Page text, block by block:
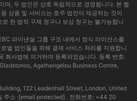
며, 두 법인은 상호 독립적으로 경영됩니다. 본 웹
상품 및 서비스는 호주 법인이 제공하는 것이
한 법적 구제 청구나 보상 청구는 불가능합니
파이낸셜 그룹 구조 내에서 정식 라이선스를
벌 법인들을 위해 결제 서비스 처리를 지원합니
회사법에 의거하여 등록되었습니다. 등록 번호:
Agathangelou Business Centre,
122 Leadenhall Street, London, United
주소 :[email protected] . 전화번호: +44 20